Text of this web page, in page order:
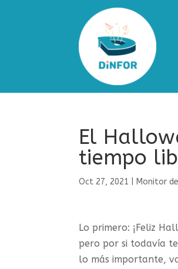
El
tiempo
Oct 27, 2021 Monitor
Lo primero: ¡Feliz
pero por si todavía
lo más importante,